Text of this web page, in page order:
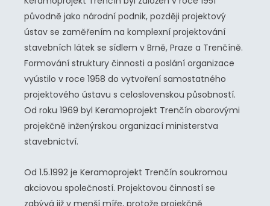
původně jako národní podnik, později projektový
ústav se zaměřením na komplexní projektování
stavebních látek se sídlem v Brně, Praze a Trenčíně.
Formování struktury činnosti a poslání organizace
vyústilo v roce 1958 do vytvoření samostatného
projektového ústavu s celoslovenskou působností.
Od roku 1969 byl Keramoprojekt Trenčín oborovými
projekčně inženýrskou organizací ministerstva
stavebnictví.
Od 1.5.1992 je Keramoprojekt Trenčín soukromou
akciovou společností. Projektovou činností se
zabývá již v menší míře, protože projekčně